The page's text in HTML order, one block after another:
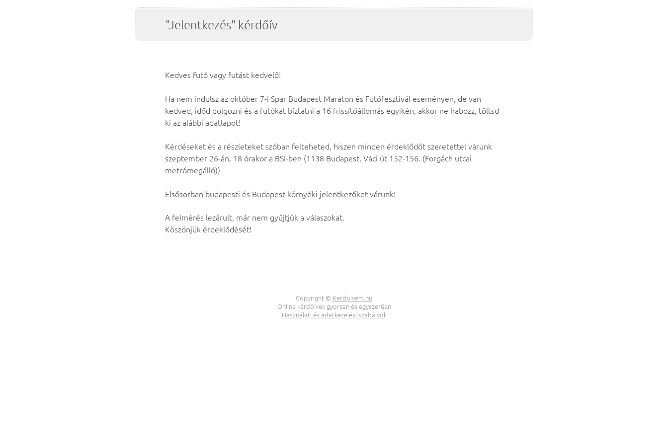
"Jelentkezés" kérdőív
Kedves futó vagy futást kedvelő!
Ha nem indulsz az október 7-i Spar Budapest Maraton és Futófesztivál eseményen, de van
kedved, időd dolgozni és a futókat bíztatni a 16 frissítőállomás egyikén, akkor ne habozz, töltsd
ki az alábbi adatlapot!
Kérdéseket és a részleteket szóban felteheted, hiszen minden érdeklődőt szeretettel várunk
szeptember 26-án, 18 órakor a BSI-ben (1138 Budapest, Váci út 152-156. (Forgách utcai
metrómegálló))
Elsősorban budapesti és Budapest környéki jelentkezőket várunk!
A felmérés lezárult, már nem gyűjtjük a válaszokat.
Köszönjük érdeklődését!
Copyright © Kerdoivem.hu
Online kérdőívek gyorsan és egyszerűen
Használati és adatkezelési szabályok